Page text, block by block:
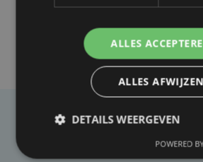
Taalfout
Heb je een taal- of schrijffout
ALLES
ALLES AFWIJZEN
DETAILS WEERGEVEN
POWERED